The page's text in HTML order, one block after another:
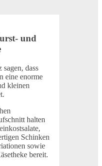
und
dass
eine enorme
kleinen
halten
Schinken
sowie
bereit.